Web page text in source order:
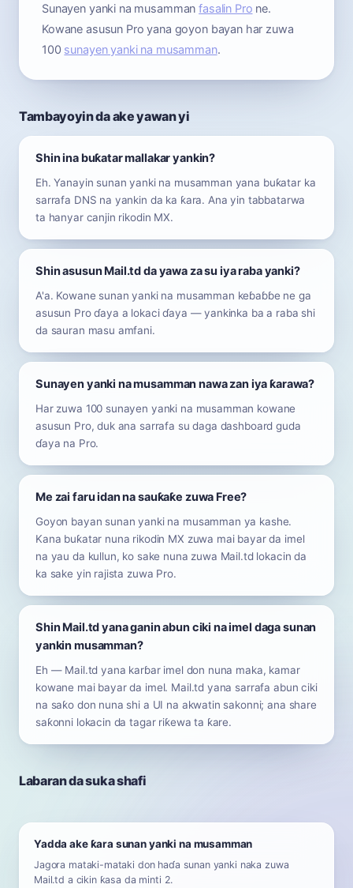
Sunayen yanki na musammanfasalin Pro ne.
Kowane asusun Pro yana goyon bayan har zuwa
100 sunayen yanki na musamman.
Tambayoyin da ake yawan yi
Shin ina buƙatar mallakar yankin?
Eh. Yanayin sunan yanki na musamman yana buƙatar ka
sarrafa DNS na yankin da ka ƙara. Ana yin tabbatarwa
ta hanyar canjin rikodin MX.
Shin asusun Mail.td da yawa za su iya raba yanki?
A'a. Kowane sunan yanki na musamman keɓaɓɓe ne ga
asusun Pro ɗaya a lokaci ɗaya — yankinka ba a raba shi
da sauran masu amfani.
Sunayen yanki na musamman nawa zan iya ƙarawa?
Har zuwa 100 sunayen yanki na musamman kowane
asusun Pro, duk ana sarrafa su daga dashboard guda
ɗaya na Pro.
Me zai faru idan na sauƙaƙe zuwa Free?
Goyon bayan sunan yanki na musamman ya kashe.
Kana buƙatar nuna rikodin MX zuwa mai bayar da imel
na yau da kullun, ko sake nuna zuwa Mail.td lokacin da
ka sake yin rajista zuwa Pro.
Shin Mail.td yana ganin abun ciki na imel daga sunan
yankin musamman?
Eh — Mail.td yana karɓar imel don nuna maka, kamar
kowane mai bayar da imel. Mail.td yana sarrafa abun ciki
na saƙo don nuna shi a UI na akwatin sakonni; ana share
saƙonni lokacin da tagar riƙewa ta ƙare.
Labaran da suka shafi
Yadda ake ƙara sunan yanki na musamman
Jagora mataki-mataki don haɗa sunan yanki naka zuwa
Mail.td a cikin ƙasa da minti 2.